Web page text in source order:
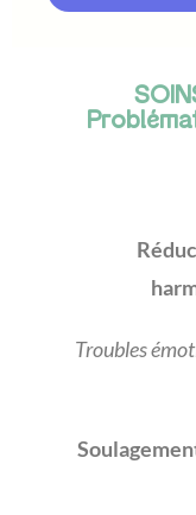
Troubles